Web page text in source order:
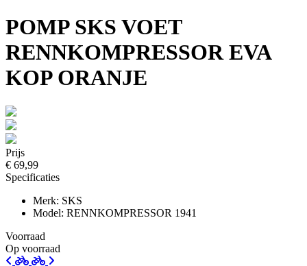
POMP SKS VOET
RENNKOMPRESSOR EVA
KOP ORANJE
Prijs
€ 69,99
Specificaties
Merk: SKS
Model: RENNKOMPRESSOR 1941
Voorraad
Op voorraad